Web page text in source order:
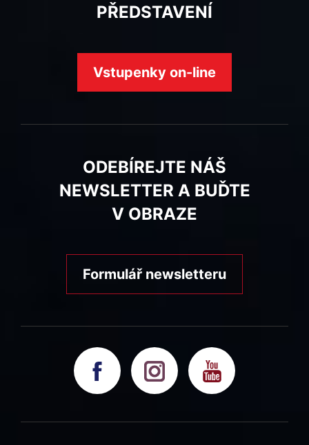
PŘEDSTAVENÍ
Vstupenky on-line
ODEBÍREJTE NÁŠ
NEWSLETTER A BUĎTE
V OBRAZE
Formulář newsletteru